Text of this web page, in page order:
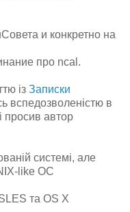
и конкретно на
про ncal.
із Записки
вспедозволеністю в
просив автор
системі, але
like ОС
та OS X